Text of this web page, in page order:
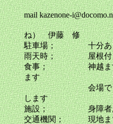
携帯℡ 090-
mail kazenone-
楽工房「風
ね） 伊藤 修
駐車場； 十分あ
雨天時； 屋根付き
食事； 神越ますつ
ます
会場でも五平餅
します
施設； 身障者用
交通機関； 現地まで